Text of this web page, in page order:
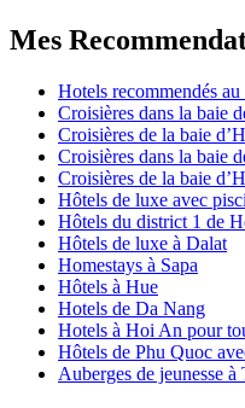
Mes
Hotels recommendés
Croisières dans la baie
Croisières de la baie
Croisières dans la baie
Croisières de la baie
Hôtels de luxe avec
Hôtels du district 1 de
Hôtels de luxe à Dalat
Homestays à Sapa
Hôtels à Hue
Hotels de Da Nang
Hotels à Hoi An pour
Hôtels de Phu Quoc
Auberges de jeunesse à